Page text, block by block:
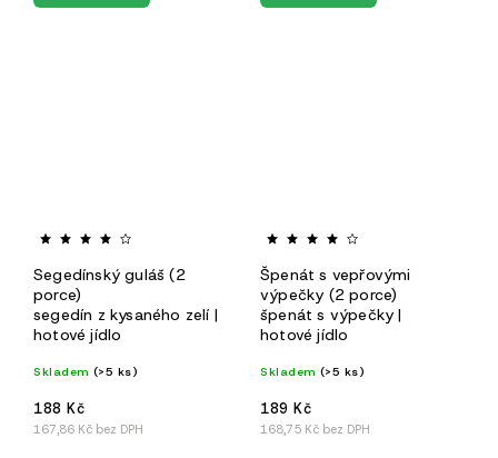
Segedínský guláš (2
porce)
segedín z kysaného zelí |
hotové jídlo
Skladem (>5 ks)
167,86 Kč bez DPH
188 Kč
Špenát s vepřovými
výpečky (2 porce)
špenát s výpečky |
hotové jídlo
Skladem (>5 ks)
168,75 Kč bez DPH
189 Kč